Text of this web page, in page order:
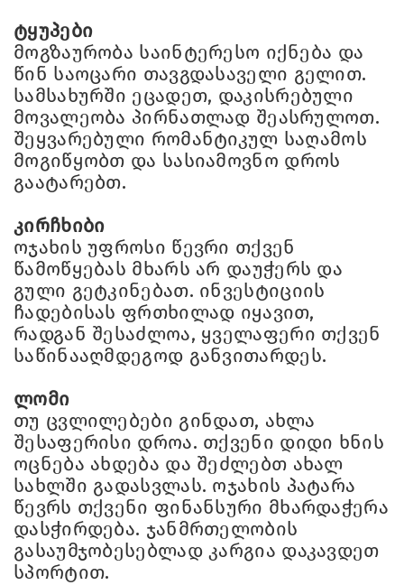
ტყუპები
მოგზაურობა საინტერესო იქნება და
წინ საოცარი თავგდასაველი გელით.
სამსახურში ეცადეთ, დაკისრებული
მოვალეობა პირნათლად შეასრულოთ.
შეყვარებული რომანტიკულ საღამოს
მოგიწყობთ და სასიამოვნო დროს
გაატარებთ.
კირჩხიბი
ოჯახის უფროსი წევრი თქვენ
წამოწყებას მხარს არ დაუჭერს და
გული გეტკინებათ. ინვესტიციის
ჩადებისას ფრთხილად იყავით,
რადგან შესაძლოა, ყველაფერი თქვენ
საწინააღმდეგოდ განვითარდეს.
ლომი
თუ ცვლილებები გინდათ, ახლა
შესაფერისი დროა. თქვენი დიდი ხნის
ოცნება ახდება და შეძლებთ ახალ
სახლში გადასვლას. ოჯახის პატარა
წევრს თქვენი ფინანსური მხარდაჭერა
დასჭირდება. ჯანმრთელობის
გასაუმჯობესებლად კარგია დაკავდეთ
სპორტით.